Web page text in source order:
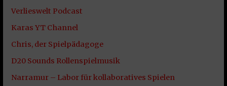
Verlieswelt Podcast
Karas YT Channel
Chris, der Spielpädagoge
D20 Sounds Rollenspielmusik
Narramur – Labor für kollaboratives Spielen